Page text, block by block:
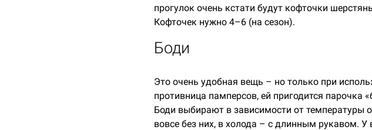
прогулок очень кстати будут кофточки
Кофточек нужно 4–6 (на сезон).
Боди
Это очень удобная вещь – но только при
противница памперсов, ей пригодится парочка
Боди выбирают в зависимости от
вовсе без них, в холода – с длинным рукавом.